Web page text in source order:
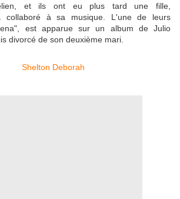
et ils ont eu plus tard une fille,
collaboré à sa musique. L'une de leurs
est apparue sur un album de Julio
divorcé de son deuxième mari.